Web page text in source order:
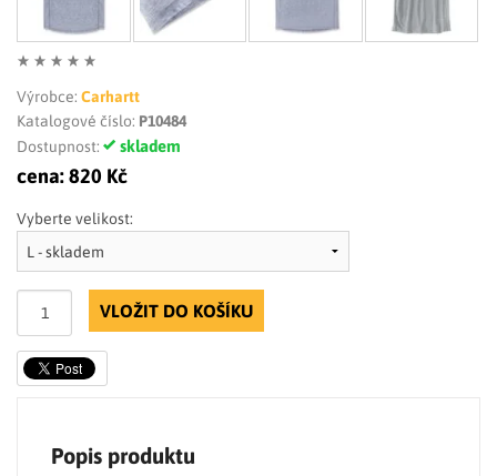
Výrobce: Carhartt
Katalogové číslo: P10484
Dostupnost:
skladem
cena:820 Kč
Vyberte velikost:
VLOŽIT DO KOŠÍKU
Popis produktu